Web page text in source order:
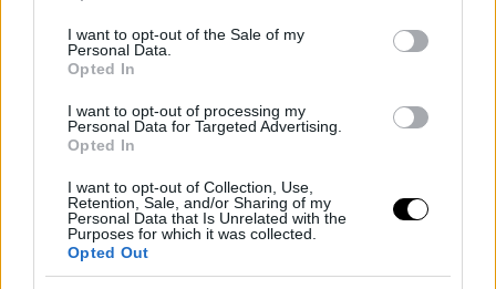
use your data for below specified purposes in below Google
consent section.
I want to opt-out of the Sale of my
Personal Data.
Opted In
I want to opt-out of processing my
Personal Data for Targeted Advertising.
Opted In
I want to opt-out of Collection, Use,
Retention, Sale, and/or Sharing of my
Personal Data that Is Unrelated with the
Purposes for which it was collected.
Opted Out